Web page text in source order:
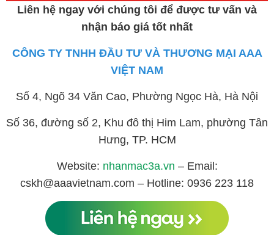
Liên hệ ngay với chúng tôi để được tư vấn và
nhận báo giá tốt nhất
CÔNG TY TNHH ĐẦU TƯ VÀ THƯƠNG MẠI AAA
VIỆT NAM
Số 4, Ngõ 34 Văn Cao, Phường Ngọc Hà, Hà Nội
Số 36, đường số 2, Khu đô thị Him Lam, phường Tân
Hưng, TP. HCM
Website: nhanmac3a.vn – Email:
cskh@aaavietnam.com – Hotline: 0936 223 118